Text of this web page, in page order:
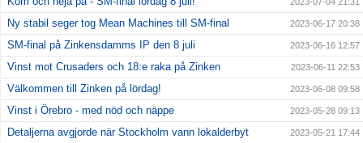
2023-07-04 21:31
Ny stabil seger tog Mean Machines till SM-final 2023-06-17 20:38
SM-final på Zinkensdamms IP den 8 juli 2023-06-16 12:57
Vinst mot Crusaders och 18:e raka på Zinken 2023-06-11 22:53
Välkommen till Zinken på lördag! 2023-06-08 09:58
Vinst i Örebro - med nöd och näppe 2023-05-28 09:13
Detaljerna avgjorde när Stockholm vann lokalderbyt 2023-05-21 17:44